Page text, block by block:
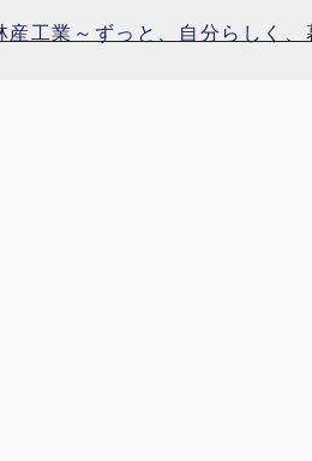
産工業～ずっと、自分らしく、